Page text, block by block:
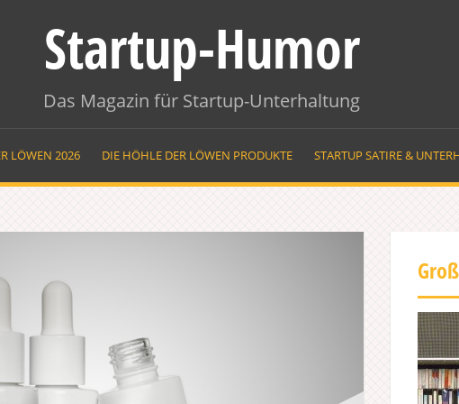
Startup-Humor
Das Magazin für Startup-Unterhaltung
LÖWEN 2026 DIE HÖHLE DER LÖWEN PRODUKTE STARTUP SATIRE &